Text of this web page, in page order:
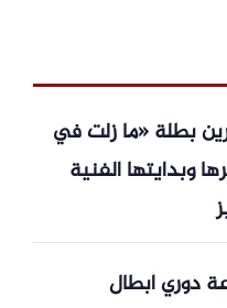
بطلة «ما زلت في
وبدايتها الفنية
دوري أبطال